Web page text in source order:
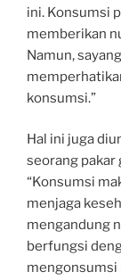
ini. Konsumsi
memberikan
Namun,
konsumsi.”
Hal ini juga
seorang pakar
“Konsumsi
menjaga
mengandung
berfungsi
mengonsumsi